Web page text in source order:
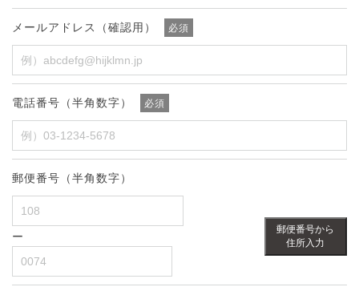
メールアドレス（確認用） 必須
電話番号（半角数字） 必須
郵便番号（半角数字）
郵便番号から
住所入力